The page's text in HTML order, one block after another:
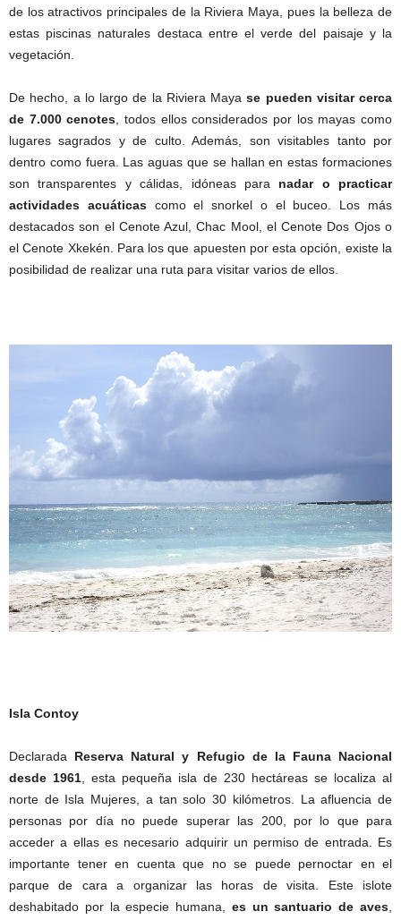
de los atractivos principales de la Riviera Maya, pues la belleza de
estas piscinas naturales destaca entre el verde del paisaje y la
vegetación.
De hecho, a lo largo de la Riviera Mayase pueden visitar cerca
de 7.000 cenotes , todos ellos considerados por los mayas como
lugares sagrados y de culto. Además, son visitables tanto por
dentro como fuera. Las aguas que se hallan en estas formaciones
son transparentes y cálidas, idóneas para nadar o practicar
actividades acuáticascomo el snorkel o el buceo. Los más
destacados son el Cenote Azul, Chac Mool, el Cenote Dos Ojos o
el Cenote Xkekén. Para los que apuesten por esta opción, existe la
posibilidad de realizar una ruta para visitar varios de ellos.
Isla Contoy
Declarada Reserva Natural y Refugio de la Fauna Nacional
desde 1961 , esta pequeña isla de 230 hectáreas se localiza al
norte de Isla Mujeres, a tan solo 30 kilómetros. La afluencia de
personas por día no puede superar las 200, por lo que para
acceder a ellas es necesario adquirir un permiso de entrada. Es
importante tener en cuenta que no se puede pernoctar en el
parque de cara a organizar las horas de visita. Este islote
deshabitado por la especie humana, es un santuario de aves